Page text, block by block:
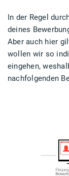
In der Regel
deines
Aber auch hier
wollen wir so
eingehen,
nachfolgenden